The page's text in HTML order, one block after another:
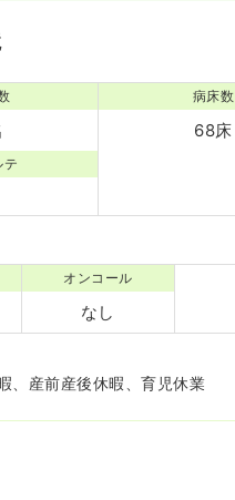
病床数
68床
テ
オンコール
なし
、産前産後休暇、育児休業